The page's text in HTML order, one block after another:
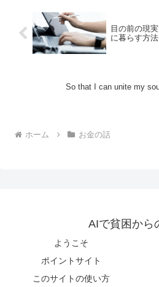
目の前の現
に暮らす方法
So that I can unite my
ホーム お金の話
AIで貧困から
ようこそ
ポイントサイト
このサイトの使い方